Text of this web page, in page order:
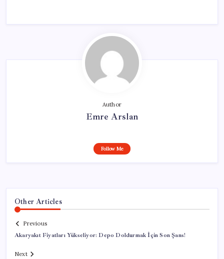
Author
Emre Arslan
Follow Me
Other Articles
Previous
Akaryakıt Fiyatları Yükseliyor: Depo Doldurmak İçin Son Şans!
Next